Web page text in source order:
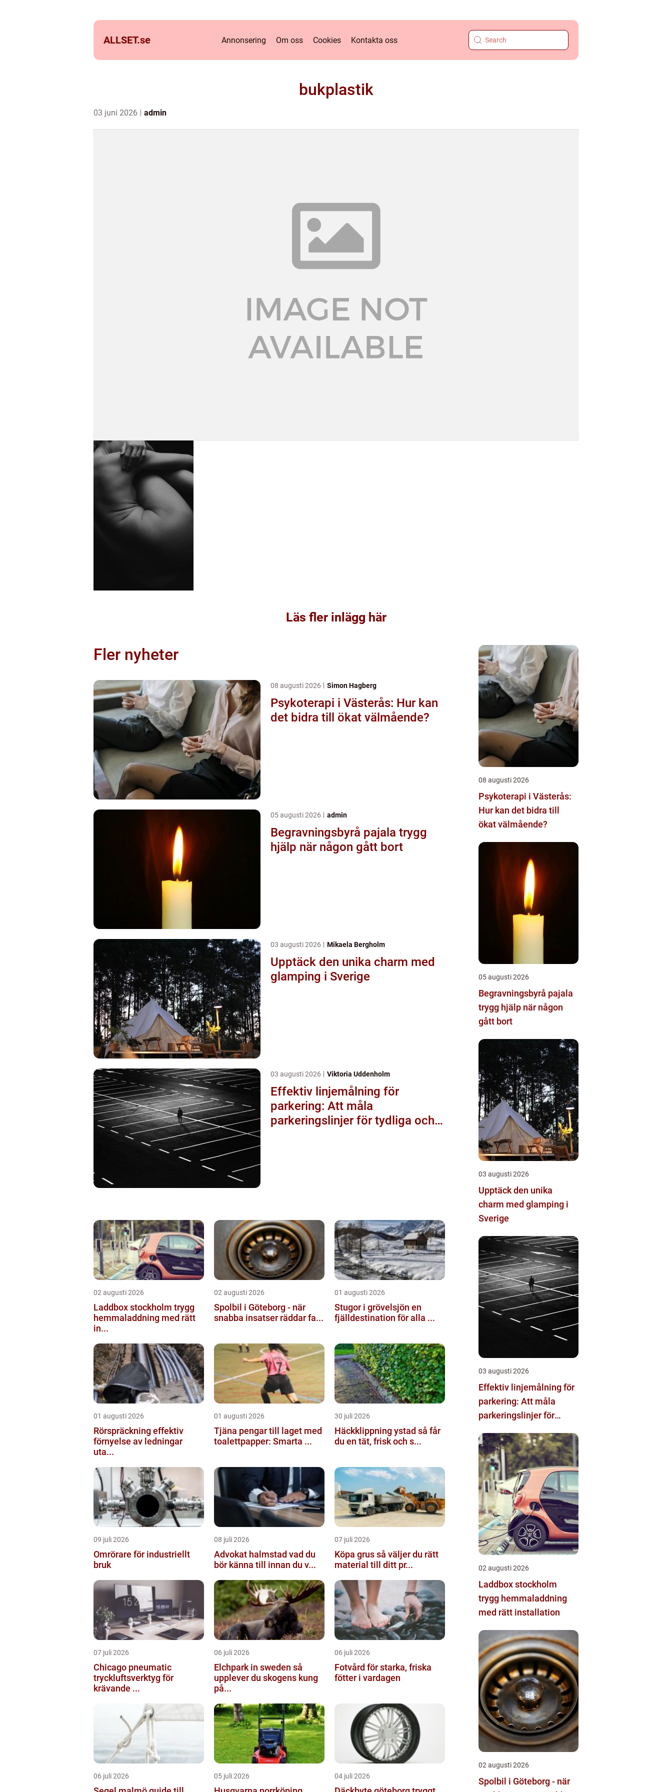
ALLSET.se Annonsering Om oss Cookies Kontakta oss
bukplastik
03 juni 2026 admin
Läs fler inlägg här
Fler nyheter
08 augusti 2026 Simon Hagberg
Psykoterapi i Västerås: Hur kan
det bidra till ökat välmående?
05 augusti 2026 admin
Begravningsbyrå pajala trygg
hjälp när någon gått bort
03 augusti 2026 Mikaela Bergholm
Upptäck den unika charm med
glamping i Sverige
03 augusti 2026 Viktoria Uddenholm
Effektiv linjemålning för
parkering: Att måla
parkeringslinjer för tydliga och
02 augusti 2026
Laddbox stockholm trygg
hemmaladdning med rätt
in...
02 augusti 2026
Spolbil i Göteborg - när
snabba insatser räddar fa...
01 augusti 2026
Stugor i grövelsjön en
fjälldestination för alla ...
01 augusti 2026
Rörspräckning effektiv
förnyelse av ledningar
uta...
01 augusti 2026
Tjäna pengar till laget med
toalettpapper: Smarta ...
30 juli 2026
Häckklippning ystad så får
du en tät, frisk och s...
09 juli 2026
Omrörare för industriellt
bruk
08 juli 2026
Advokat halmstad vad du
bör känna till innan du v...
07 juli 2026
Köpa grus så väljer du rätt
material till ditt pr...
07 juli 2026
Chicago pneumatic
tryckluftsverktyg för
krävande ...
06 juli 2026
Elchpark in sweden så
upplever du skogens kung
på...
06 juli 2026
Fotvård för starka, friska
fötter i vardagen
06 juli 2026 05 juli 2026 04 juli 2026
08 augusti 2026
Psykoterapi i Västerås:
Hur kan det bidra till
ökat välmående?
05 augusti 2026
Begravningsbyrå pajala
trygg hjälp när någon
gått bort
03 augusti 2026
Upptäck den unika
charm med glamping i
Sverige
03 augusti 2026
Effektiv linjemålning för
parkering: Att måla
parkeringslinjer för
parkeringsytor
02 augusti 2026
Laddbox stockholm
trygg hemmaladdning
med rätt installation
02 augusti 2026
Spolbil i Göteborg - när